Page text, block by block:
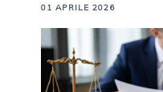
01 APRILE 2026